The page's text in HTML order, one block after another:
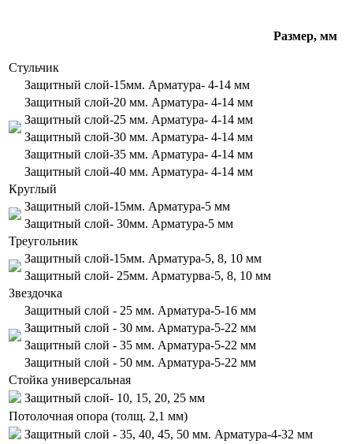
Размер, мм
Стульчик
Защитный слой-15мм. Арматура- 4-14 мм
Защитный слой-20 мм. Арматура- 4-14 мм
Защитный слой-25 мм. Арматура- 4-14 мм
Защитный слой-30 мм. Арматура- 4-14 мм
Защитный слой-35 мм. Арматура- 4-14 мм
Защитный слой-40 мм. Арматура- 4-14 мм
Круглый
Защитный слой-15мм. Арматура-5 мм
Защитный слой- 30мм. Арматура-5 мм
Треугольник
Защитный слой-15мм. Арматура-5, 8, 10 мм
Защитный слой- 25мм. Арматурва-5, 8, 10 мм
Звездочка
Защитный слой - 25 мм. Арматура-5-16 мм
Защитный слой - 30 мм. Арматура-5-22 мм
Защитный слой - 35 мм. Арматура-5-22 мм
Защитный слой - 50 мм. Арматура-5-22 мм
Стойка универсальная
Защитный слой- 10, 15, 20, 25 мм
Потолочная опора (толщ. 2,1 мм)
Защитный слой - 35, 40, 45, 50 мм. Арматура-4-32 мм